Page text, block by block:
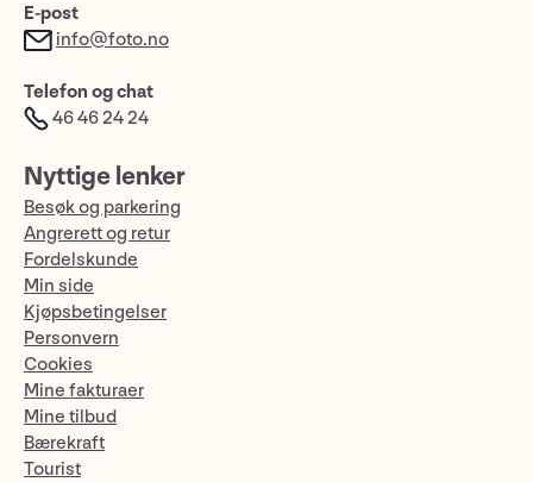
E-post
info@foto.no
Telefon og chat
46 46 24 24
Nyttige lenker
Besøk og parkering
Angrerett og retur
Fordelskunde
Min side
Kjøpsbetingelser
Personvern
Cookies
Mine fakturaer
Mine tilbud
Bærekraft
Tourist